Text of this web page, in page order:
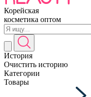
Корейская
косметика оптом
История
Очистить историю
Категории
Товары